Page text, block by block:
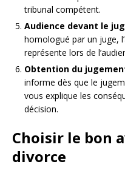
tribunal compétent.
Audience devant le
homologué par un juge,
représente lors de
Obtention du
informe dès que le
vous explique les
décision.
Choisir le bon
divorce